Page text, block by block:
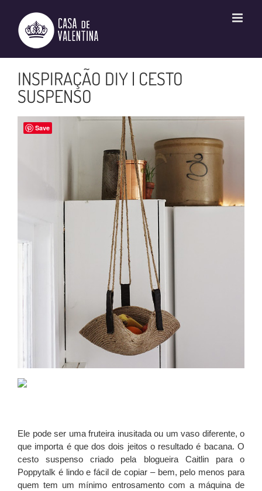
conteúdo
INSPIRAÇÃO DIY | CESTO
SUSPENSO
Ele pode ser uma fruteira inusitada ou um vaso diferente, o
que importa é que dos dois jeitos o resultado é bacana. O
cesto suspenso criado pela blogueira Caitlin para o
Poppytalk é lindo e fácil de copiar – bem, pelo menos para
quem tem um mínimo entrosamento com a máquina de
Save